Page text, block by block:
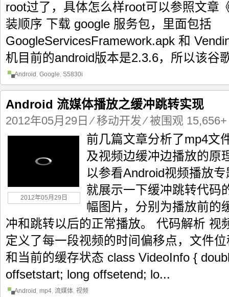
root过了，具体怎么样root可以参照文章
装顺序 下载 google 服务包，里面包括
GoogleServicesFramework.apk 和
机目前的android版本是2.3.6，所以该谷
Android , Google, S5830i
Android 流媒体播放之缓冲跳转实现
2012年05月29日 ⁄移动开发⁄ 被围观 15,656+
2012年05月29日
前几篇文章分析了mp4文
及视频边缓冲边播放的原
以参看Android视频播放
就展示一下缓冲跳转代码
幅图片，分别为播放前的
冲和跳转以后的正常播放。 代码解析 视
定义了每一段视频的时间偏移点，文件
和当前的缓存状态 class VideoInfo {
offsetstart; long offsetend; lo...
Android , mp4, 流媒体, 视频